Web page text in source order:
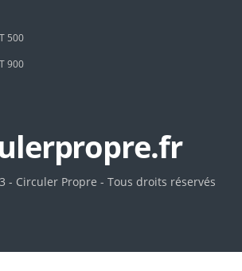
500
900
- Circuler Propre - Tous droits réservés